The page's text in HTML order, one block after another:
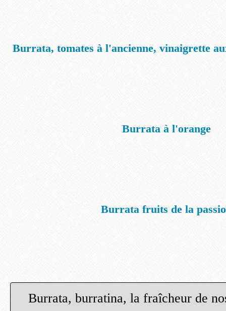
Burrata, tomates à l'ancienne, vinaigrette
Burrata à l'orange
Burrata fruits de la